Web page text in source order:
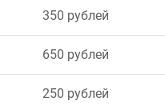
350 рублей
650 рублей
250 рублей